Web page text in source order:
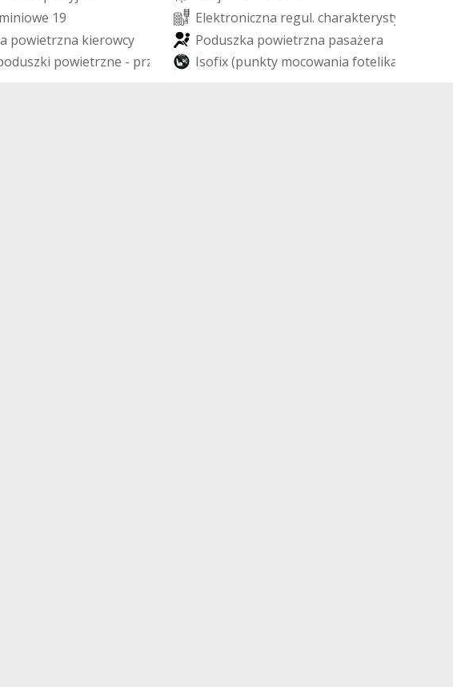
miniowe 19 Elektroniczna regul. charakterysty
a powietrzna kierowcy Poduszka powietrzna pasażera
oduszki powietrzne - prz Isofix (punkty mocowania fotelika